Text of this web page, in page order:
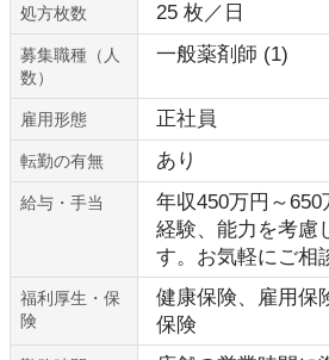
処方枚数 25 枚／日
募集職種（人
数）
一般薬剤師 (1)
雇用形態 正社員
転勤の有無 あり
給与・手当
年収450万円～
経験、能力を考慮
す。お気軽にご相
福利厚生・保
険
健康保険、雇用保
保険